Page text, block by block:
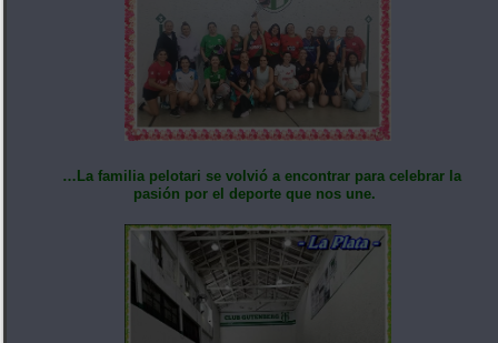
…La familia pelotari se volvió a encontrar para celebrar la
pasión por el deporte que nos une.